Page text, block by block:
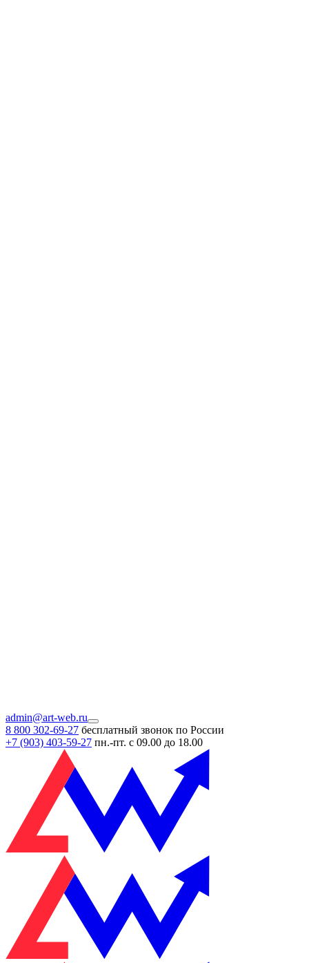
admin@art-web.ru
8 800 302-69-27 бесплатный звонок по России
+7 (903) 403-59-27 пн.-пт. с 09.00 до 18.00